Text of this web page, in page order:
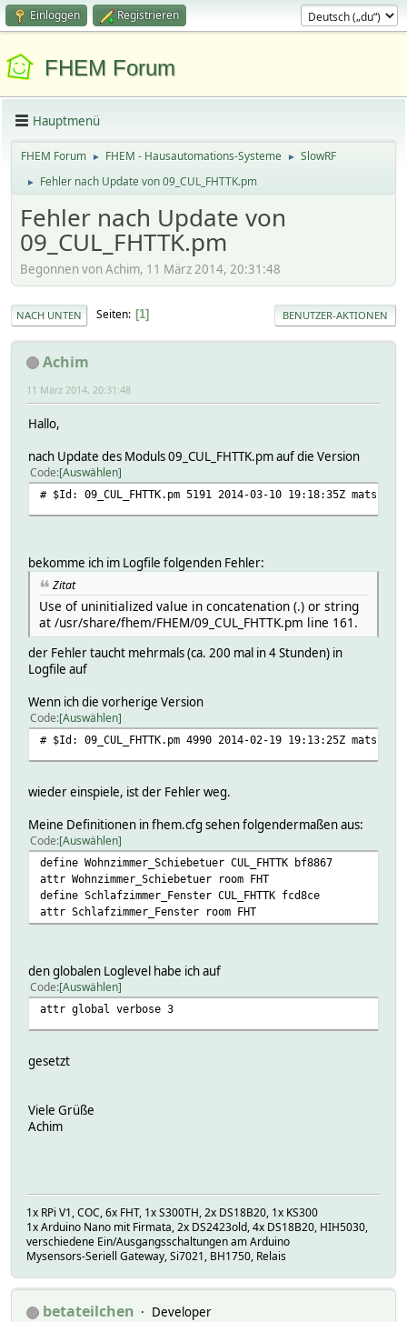
Einloggen Registrieren
FHEM Forum
Hauptmenü
FHEM Forum ► FHEM - Hausautomations-Systeme ► SlowRF
► Fehler nach Update von 09_CUL_FHTTK.pm
Fehler nach Update von
09_CUL_FHTTK.pm
Begonnen von Achim, 11 März 2014, 20:31:48
NACH UNTEN Seiten 1 BENUTZER-AKTIONEN
Achim
11 März 2014, 20:31:48
Hallo,
nach Update des Moduls 09_CUL_FHTTK.pm auf die Version
Code Auswählen
# $Id: 09_CUL_FHTTK.pm 5191 2014-03-10 19:18:35Z matscher
bekomme ich im Logfile folgenden Fehler:
Zitat
Use of uninitialized value in concatenation (.) or string
at /usr/share/fhem/FHEM/09_CUL_FHTTK.pm line 161.
der Fehler taucht mehrmals (ca. 200 mal in 4 Stunden) in
Logfile auf
Wenn ich die vorherige Version
Code Auswählen
# $Id: 09_CUL_FHTTK.pm 4990 2014-02-19 19:13:25Z matscher
wieder einspiele, ist der Fehler weg.
Meine Definitionen in fhem.cfg sehen folgendermaßen aus:
Code Auswählen
define Wohnzimmer_Schiebetuer CUL_FHTTK bf8867
attr Wohnzimmer_Schiebetuer room FHT
define Schlafzimmer_Fenster CUL_FHTTK fcd8ce
attr Schlafzimmer_Fenster room FHT
den globalen Loglevel habe ich auf
Code Auswählen
attr global verbose 3
gesetzt
Viele Grüße
Achim
1x RPi V1, COC, 6x FHT, 1x S300TH, 2x DS18B20, 1x KS300
1x Arduino Nano mit Firmata, 2x DS2423old, 4x DS18B20, HIH5030,
verschiedene Ein/Ausgangsschaltungen am Arduino
Mysensors-Seriell Gateway, Si7021, BH1750, Relais
betateilchen
Developer